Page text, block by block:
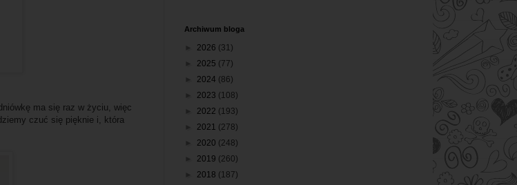
ma się raz w życiu, więc
czuć się pięknie i, która
Archiwum bloga
2026 (31)
2025 (77)
2024 (86)
2023 (108)
2022 (193)
2021 (278)
2020 (248)
2019 (260)
2018 (187)